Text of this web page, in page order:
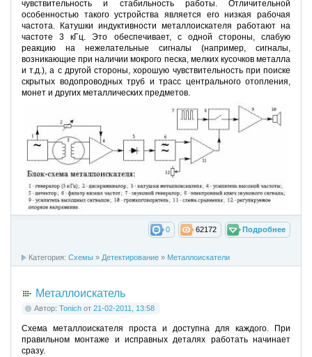
чувствительность и стабильность работы. Отличительной
особенностью такого устройства является его низкая рабочая
частота. Катушки индуктивности металлоискателя работают на
частоте 3 кГц. Это обеспечивает, с одной стороны, слабую
реакцию на нежелательные сигналы (например, сигналы,
возникающие при наличии мокрого песка, мелких кусочков металла
и т.д.), а с другой стороны, хорошую чувствительность при поиске
скрытых водопроводных труб и трасс центрального отопления,
монет и других металлических предметов.
Подробнее
62172
0
Категория: Схемы » Детектирование » Металлоискатели
Металлоискатель
Автор: Tonich от 21-02-2011, 13:58
Схема металлоискателя проста и доступна для каждого. При
правильном монтаже и исправных деталях работать начинает
сразу.